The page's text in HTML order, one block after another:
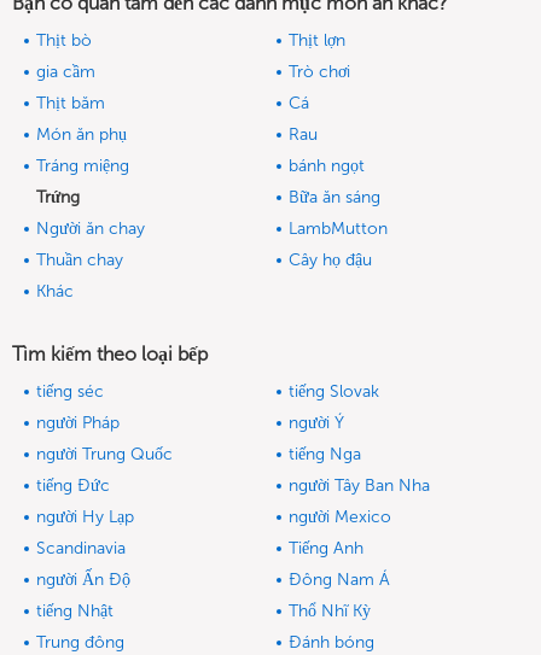
Thịt bò
Thịt lợn
gia cầm
Trò chơi
Thịt băm
Cá
Món ăn phụ
Rau
Tráng miệng
bánh ngọt
Trứng
Bữa ăn sáng
Người ăn chay
LambMutton
Thuần chay
Cây họ đậu
Khác
Tìm kiếm theo loại bếp
tiếng séc
tiếng Slovak
người Pháp
người Ý
người Trung Quốc
tiếng Nga
tiếng Đức
người Tây Ban Nha
người Hy Lạp
người Mexico
Scandinavia
Tiếng Anh
người Ấn Độ
Đông Nam Á
tiếng Nhật
Thổ Nhĩ Kỳ
Trung đông
Đánh bóng